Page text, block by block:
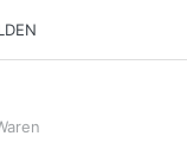
Ergebnisse.